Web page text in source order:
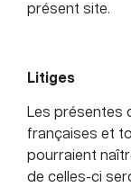
présent site.
Litiges
Les présentes
françaises et
pourraient
de celles-ci